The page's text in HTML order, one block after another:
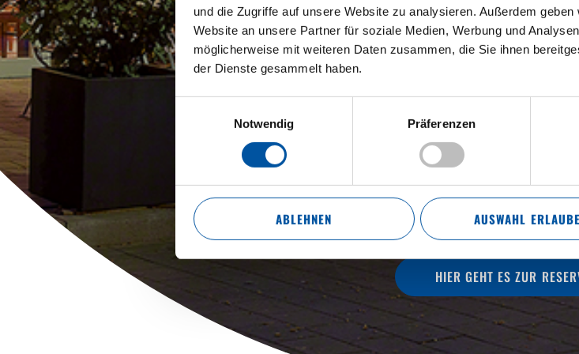
und die Zugriffe auf unsere Website zu analysieren. Außerdem
Website an unsere Partner für soziale Medien, Werbung und
möglicherweise mit weiteren Daten zusammen, die Sie ihnen
der Dienste gesammelt haben.
Notwendig
Präferenzen
ABLEHNEN AUSWAHL
HERZLICH
AN DER
HIER GEHT ES ZUR